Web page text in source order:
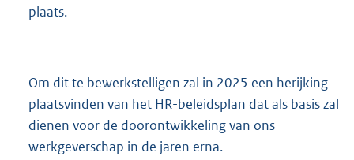
plaats.
Om dit te bewerkstelligen zal in 2025 een herijking
plaatsvinden van het HR-beleidsplan dat als basis zal
dienen voor de doorontwikkeling van ons
werkgeverschap in de jaren erna.